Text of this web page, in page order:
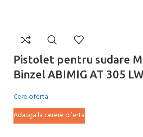
Pistolet pentru sudare
Binzel ABIMIG AT 305
Cere oferta
Adauga la cerere oferta